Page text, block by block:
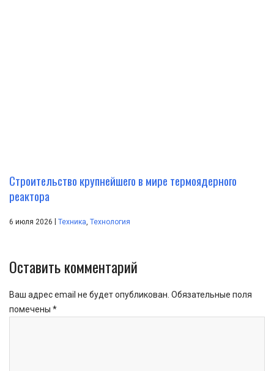
Строительство крупнейшего в мире термоядерного
реактора
6 июля 2026 | Техника Технология
Оставить комментарий
Ваш адрес email не будет опубликован. Обязательные поля
помечены *